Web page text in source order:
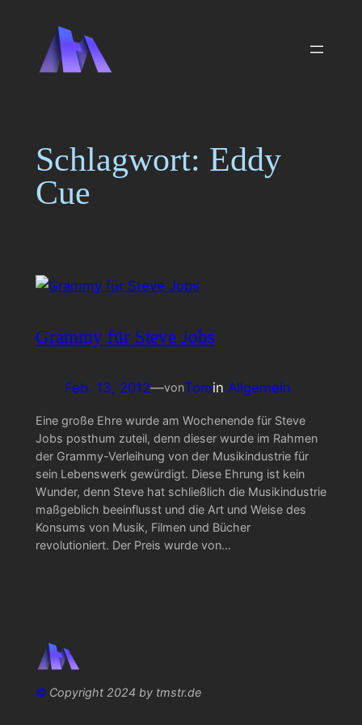
springen
Schlagwort: Eddy
Cue
Grammy für Steve Jobs
Feb. 13, 2012—vonTomin Allgemein
Eine große Ehre wurde am Wochenende für Steve
Jobs posthum zuteil, denn dieser wurde im Rahmen
der Grammy-Verleihung von der Musikindustrie für
sein Lebenswerk gewürdigt. Diese Ehrung ist kein
Wunder, denn Steve hat schließlich die Musikindustrie
maßgeblich beeinflusst und die Art und Weise des
Konsums von Musik, Filmen und Bücher
revolutioniert. Der Preis wurde von…
©Copyright 2024 by tmstr.de